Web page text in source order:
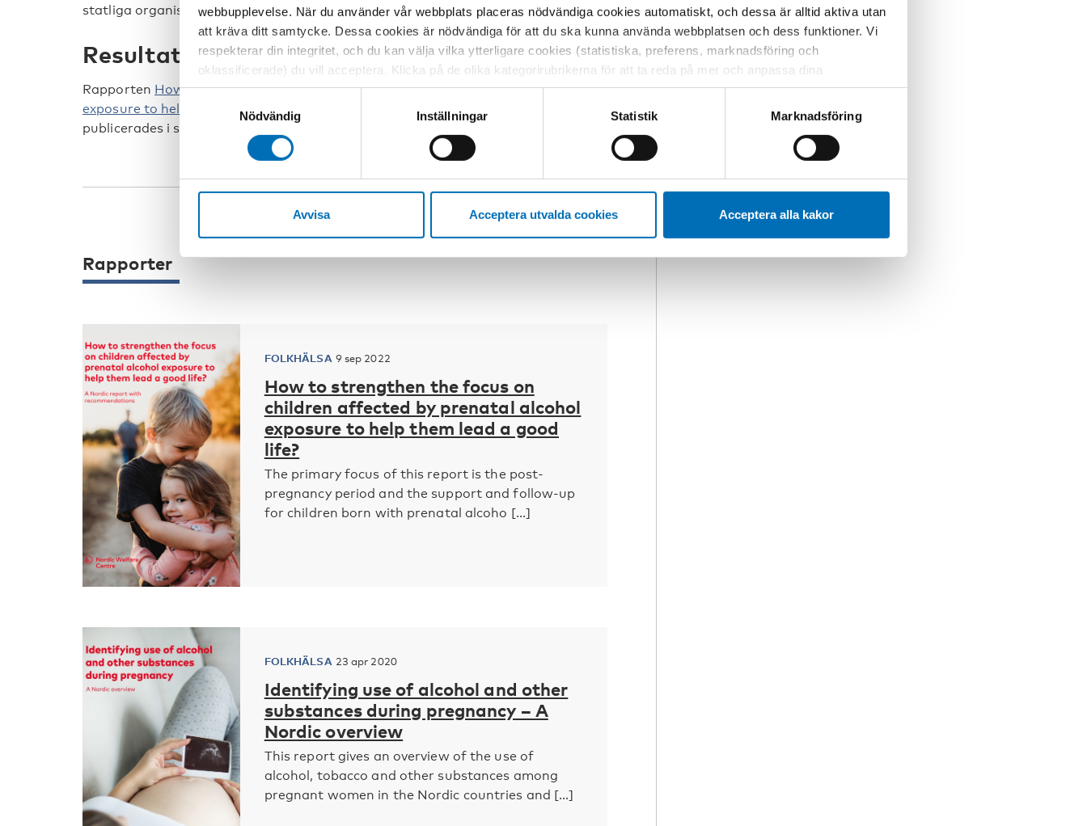
webbupplevelse. När du använder vår webbplats placeras nödvändiga cookies automatiskt, och dessa är alltid aktiva utan
att kräva ditt samtycke. Dessa cookies är nödvändiga för att du ska kunna använda webbplatsen och dess funktioner. Vi
respekterar din integritet, och du kan välja vilka ytterligare cookies (statistiska, preferens, marknadsföring och
oklassificerade) du vill acceptera. Klicka på de olika kategorirubrikerna för att ta reda på mer och anpassa dina
inställningar för cookies. Observera att blockering av cookies kan påverka din upplevelse av webbplatsen och de tjänster
vi erbjuder. Om du har besökt vår webbplats tidigare och accepterat användningen av cookies kan du alltid radera dem
genom att navigera till sekretessinställningarna i din webbläsare.
Samtyckesval
Nödvändig
Inställningar Statistik Marknadsföring
Avvisa Acceptera utvalda cookies Acceptera alla kakor
statliga organisationer och andra tjänsteleverantörer som berörs av arbetet.
Resultat
Rapporten How to strengthen the focus on children affected by prenatal alcohol
exposure to help them lead a good life? A Nordic report with recommendations
publicerades i september 2022.
Rapporter
FOLKHÄLSA 9 sep 2022
How to strengthen the focus on
children affected by prenatal alcohol
exposure to help them lead a good
life?
The primary focus of this report is the post-
pregnancy period and the support and follow-up
for children born with prenatal alcoho [...]
FOLKHÄLSA 23 apr 2020
Identifying use of alcohol and other
substances during ­pregnancy – A
Nordic overview
This report gives an overview of the use of
alcohol, tobacco and other substances among
pregnant women in the Nordic countries and [...]